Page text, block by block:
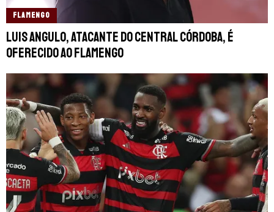
FLAMENGO
Luis Angulo, atacante do Central Córdoba, é
oferecido ao Flamengo